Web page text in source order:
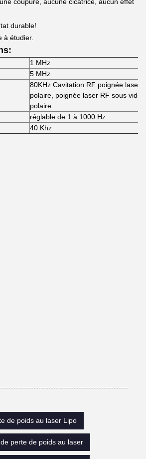
durable!
à étudier.
1 MHz
5 MHz
80KHz Cavitation RF poignée
polaire, poignée laser RF sous vide
polaire
réglable de 1 à 1000 Hz
40 Khz
de poids au laser Lipo
perte de poids au laser